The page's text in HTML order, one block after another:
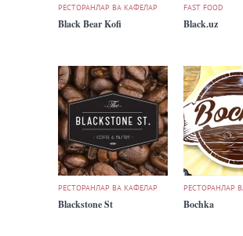
РЕСТОРАНЛАР ВА КАФЕЛАР
Black Bear Kofi
FAST FOOD
Black.uz
РЕСТОРАНЛАР ВА КАФЕЛАР
Blackstone St
РЕСТОРАНЛАР
Bochka